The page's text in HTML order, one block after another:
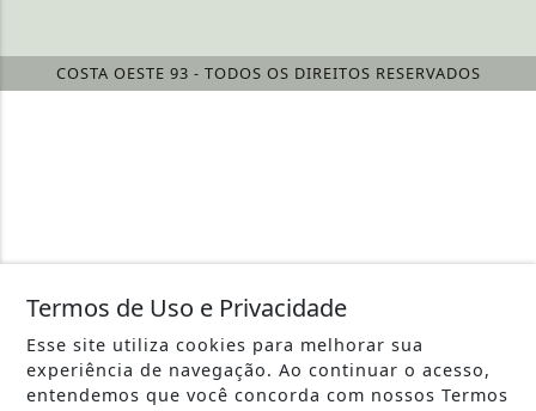
COSTA OESTE 93 - TODOS OS DIREITOS RESERVADOS
Termos de Uso e Privacidade
Esse site utiliza cookies para melhorar sua
experiência de navegação. Ao continuar o acesso,
entendemos que você concorda com nossos Termos